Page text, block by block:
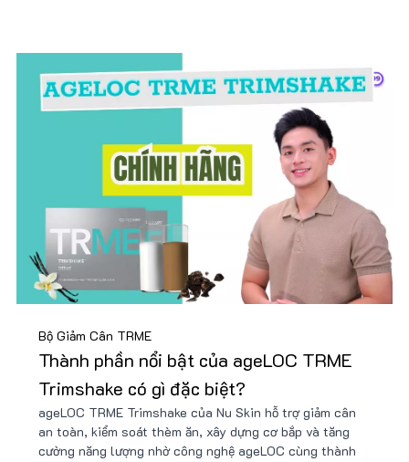
Bộ Giảm Cân TRME
Thành phần nổi bật của ageLOC TRME
Trimshake có gì đặc biệt?
ageLOC TRME Trimshake của Nu Skin hỗ trợ giảm cân
an toàn, kiểm soát thèm ăn, xây dựng cơ bắp và tăng
cường năng lượng nhờ công nghệ ageLOC cùng thành